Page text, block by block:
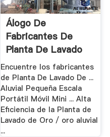
Álogo De
Fabricantes De
Planta De Lavado
De .
Encuentre los fabricantes
de Planta De Lavado De ...
Aluvial Pequeña Escala
Portátil Móvil Mini ... Alta
Eficiencia de la Planta de
Lavado de Oro / oro aluvial
...